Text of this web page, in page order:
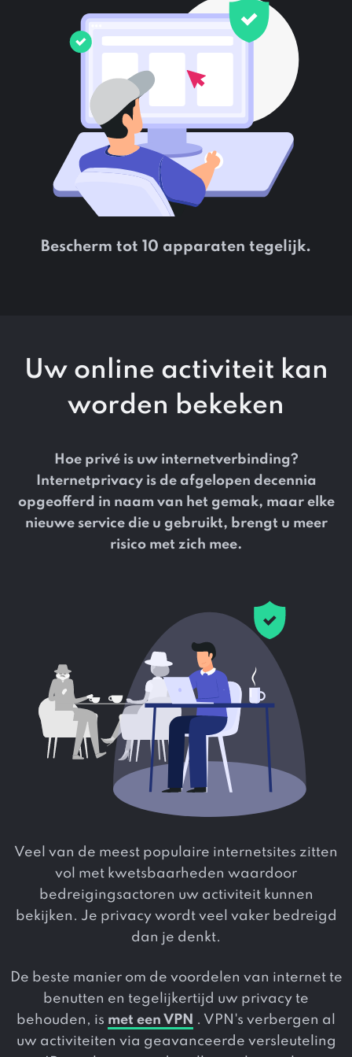
Bescherm tot 10 apparaten tegelijk.
Uw online activiteit kan
worden bekeken
Hoe privé is uw internetverbinding?
Internetprivacy is de afgelopen decennia
opgeofferd in naam van het gemak, maar elke
nieuwe service die u gebruikt, brengt u meer
risico met zich mee.
Veel van de meest populaire internetsites zitten
vol met kwetsbaarheden waardoor
bedreigingsactoren uw activiteit kunnen
bekijken. Je privacy wordt veel vaker bedreigd
dan je denkt.
De beste manier om de voordelen van internet te
benutten en tegelijkertijd uw privacy te
behouden, is met een VPN . VPN's verbergen al
uw activiteiten via geavanceerde versleuteling